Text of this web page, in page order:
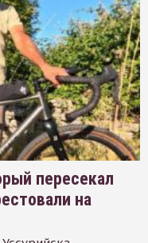
пересекал
на